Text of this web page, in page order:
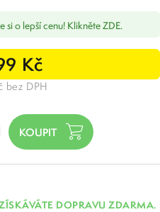
si o lepší cenu! Klikněte ZDE.
Kč
bez DPH
ZÍSKÁVÁTE DOPRAVU ZDARMA.